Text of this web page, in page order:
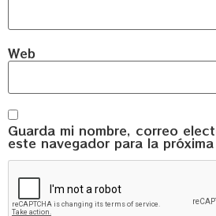
Web
Guarda mi nombre, correo
este navegador para la